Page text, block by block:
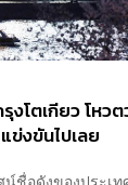
งโตเกียว โหว
ข่งขันไปเลย
น์ชื่อดังของประเ